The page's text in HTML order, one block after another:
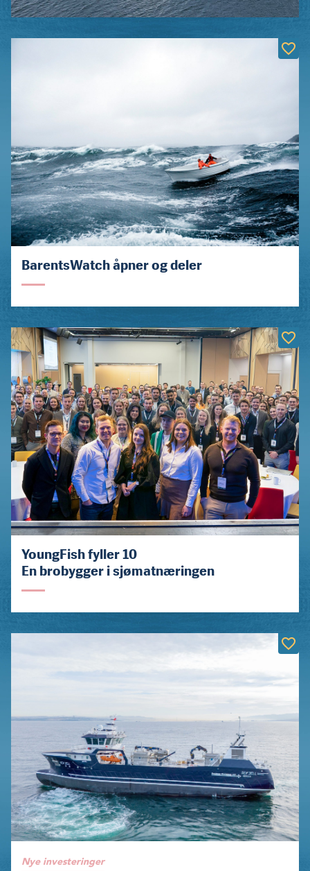
BarentsWatch åpner og deler
YoungFish fyller 10
En brobygger i sjømatnæringen
Nye investeringer